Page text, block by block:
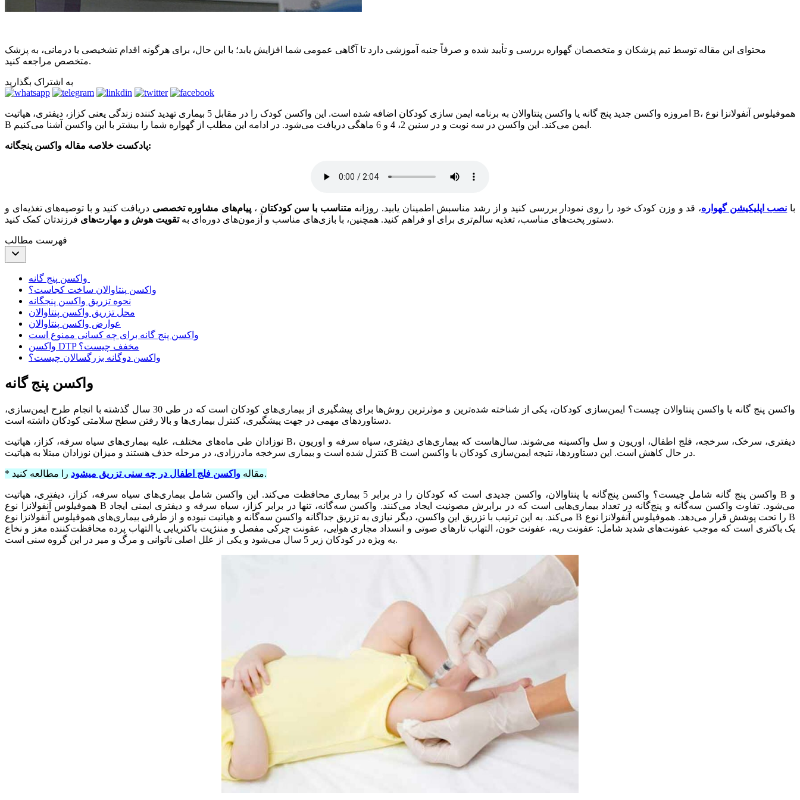
محتوای این مقاله توسط تیم پزشکان و متخصصان گهواره بررسی و تأیید شده و صرفاً جنبه آموزشی دارد تا آگاهی عمومی شما افزایش یابد؛ با این حال، برای هرگونه اقدام تشخیصی یا درمانی، به پزشک
متخصص مراجعه کنید.
به اشتراک بگذارید
امروزه واکسن جدید پنج گانه یا واکسن پنتاوالان به برنامه ایمن سازی کودکان اضافه شده است. این واکسن کودک را در مقابل 5 بیماری تهدید کننده زندگی یعنی کزاز، دیفتری، هپاتیت B، هموفیلوس آنفولانزا نوع
B ایمن می‌کند. این واکسن در سه نوبت و در سنین 2، 4 و 6 ماهگی دریافت می‌شود. در ادامه این مطلب از گهواره شما را بیشتر با این واکسن آشنا می‌کنیم.
پادکست خلاصه مقاله واکسن پنجگانه:
با نصب اپلیکیشن گهواره، قد و وزن کودک خود را روی نمودار بررسی کنید و از رشد مناسبش اطمینان یابید. روزانه متناسب با سن کودکتان ، پیام‌های مشاوره‌ تخصصی دریافت کنید و با توصیه‌های تغذیه‌ای و
دستور پخت‌های مناسب، تغذیه سالم‌تری برای او فراهم کنید. همچنین، با بازی‌های مناسب و آزمون‌های دوره‌ای بهتقویت هوش و مهارت‌های فرزندتان کمک کنید.
فهرست مطالب
واکسن پنتاوالان ساخت کجاست؟
نحوه تزریق واکسن پنجگانه
محل تزریق واکسن پنتاوالان
عوارض واکسن پنتاوالان
واکسن پنج گانه برای چه کسانی ممنوع است
واکسن DTP مخفف چیست؟
واکسن دوگانه بزرگسالان چیست؟
واکسن پنج گانه یا واکسن پنتاوالان چیست؟ ایمن‌سازی کودکان، یکی از شناخته شده‌ترین و موثرترین روش‌ها برای پیشگیری از بیماری‌های کودکان است که در طی 30 سال گذشته با انجام طرح ایمن‌سازی،
دستاوردهای مهمی در جهت پیشگیری، کنترل بیماری‌ها و بالا رفتن سطح سلامتی کودکان داشته است.
نوزادان طی ماه‌های مختلف، علیه بیماری‌های سیاه سرفه، کزاز، هپاتیت B، دیفتری، سرخک، سرخجه، فلج اطفال، اوریون و سل واکسینه می‌شوند. سال‌هاست که بیماری‌های دیفتری، سیاه سرفه و اوریون
کنترل شده است و بیماری‌ سرخجه مادرزادی، در مرحله حذف هستند و میزان نوزادان مبتلا به هپاتیت B در حال کاهش است. این دستاوردها، نتیجه ایمن‌سازی کودکان با واکسن است.
* مقاله واکسن فلج اطفال در چه سنی تزریق میشود را مطالعه کنید.
واکسن پنج گانه شامل چیست؟ واکسن پنج‌گانه یا پنتاوالان، واکسن جدیدی است که کودکان را در برابر 5 بیماری محافظت می‌کند. این واکسن شامل بیماری‌های سیاه سرفه، کزاز، دیفتری، هپاتیت B و
هموفیلوس آنفولانزا نوع B می‌شود. تفاوت واکسن سه‌گانه و پنج‌گانه در تعداد بیماری‌هایی است که در برابرش مصونیت ایجاد می‌کنند. واکسن سه‌گانه، تنها در برابر کزاز، سیاه سرفه و دیفتری ایمنی ایجاد
می‌کند. به این ترتیب با تزریق این واکسن، دیگر نیازی به تزریق جداگانه واکسن سه‌گانه و هپاتیت نبوده و از طرفی بیماری‌های هموفیلوس آنفولانزا نوع B را تحت پوشش قرار می‌دهد. هموفیلوس آنفولانزا نوع B
یک باکتری است که موجب عفونت‌های شدید شامل: عفونت ریه، عفونت خون، التهاب تارهای صوتی و انسداد مجاری هوایی، عفونت چرکی مفصل و مننژیت باکتریایی یا التهاب پرده محافظت‌کننده مغز و نخاع
به ویژه در کودکان زیر 5 سال می‌شود و یکی از علل اصلی ناتوانی و مرگ و میر در این گروه سنی است.